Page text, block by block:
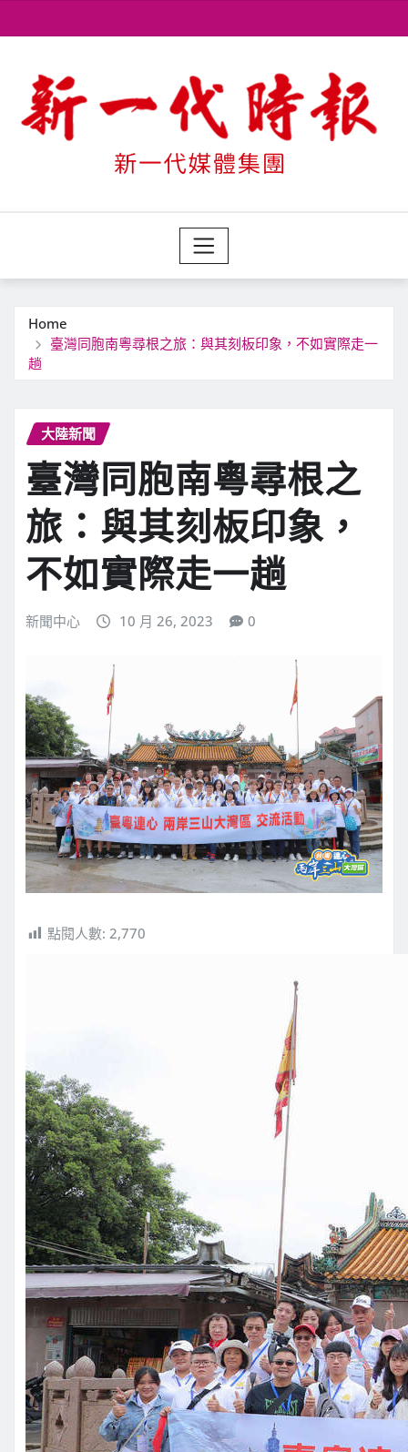
to
Home
臺灣同胞南粵尋根之旅：與其刻板印象，不如實際走一
趟
大陸新聞
臺灣同胞南粵尋根之
旅：與其刻板印象，
不如實際走一趟
新聞中心 10 月 26, 2023 0
點閱人數: 2,770